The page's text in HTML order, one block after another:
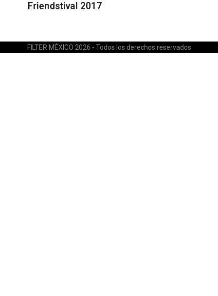
Friendstival 2017
FILTER MÉXICO 2026 - Todos los derechos reservados